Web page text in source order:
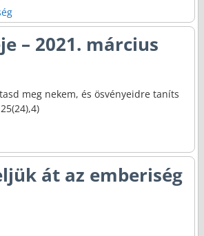
– 2021. március
meg nekem, és ösvényeidre taníts
át az emberiség